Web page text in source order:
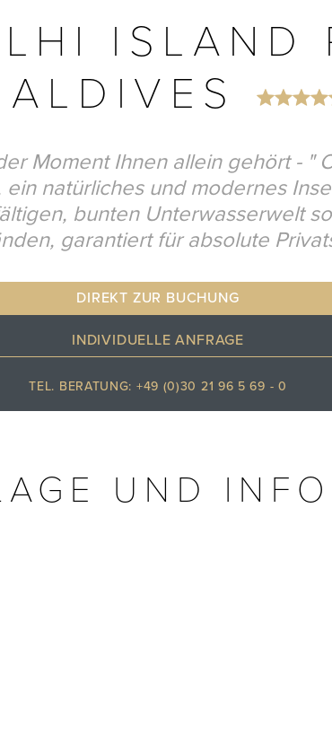
ISLAND
Moment Ihnen allein gehört - "
ein natürliches und modernes
bunten Unterwasserwelt
garantiert für absolute
DIREKT ZUR BUCHUNG
INDIVIDUELLE ANFRAGE
TEL. BERATUNG: +49 (0)30 21 96 5 69 - 0
UND INFO